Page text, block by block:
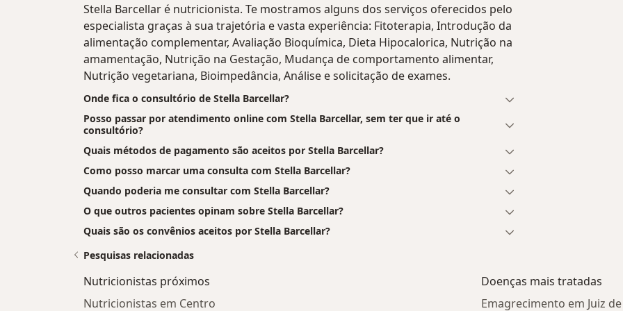
Stella Barcellar é nutricionista. Te mostramos alguns dos serviços oferecidos pelo
especialista graças à sua trajetória e vasta experiência: Fitoterapia, Introdução da
alimentação complementar, Avaliação Bioquímica, Dieta Hipocalorica, Nutrição na
amamentação, Nutrição na Gestação, Mudança de comportamento alimentar,
Nutrição vegetariana, Bioimpedância, Análise e solicitação de exames.
Onde fica o consultório de Stella Barcellar?
Posso passar por atendimento online com Stella Barcellar, sem ter que ir até o
consultório?
Quais métodos de pagamento são aceitos por Stella Barcellar?
Como posso marcar uma consulta com Stella Barcellar?
Quando poderia me consultar com Stella Barcellar?
O que outros pacientes opinam sobre Stella Barcellar?
Quais são os convênios aceitos por Stella Barcellar?
Pesquisas relacionadas
Nutricionistas próximos
Nutricionistas em Centro
Doenças mais tratadas
Emagrecimento em Juiz